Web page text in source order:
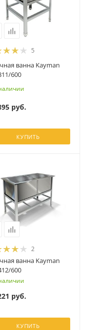
5
ванна Kayman
600
руб.
КУПИТЬ
2
ванна Kayman
600
руб.
КУПИТЬ